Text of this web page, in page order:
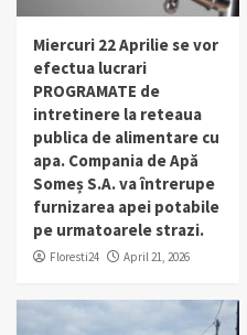
Miercuri 22 Aprilie se vor
efectua lucrari
PROGRAMATE de
intretinere la reteaua
publica de alimentare cu
apa. Compania de Apă
Someș S.A. va întrerupe
furnizarea apei potabile
pe urmatoarele strazi.
Floresti24 April 21, 2026